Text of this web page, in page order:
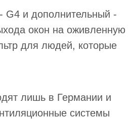
G4 и дополнительный -
окон на оживленную
для людей, которые
лишь в Германии и
системы